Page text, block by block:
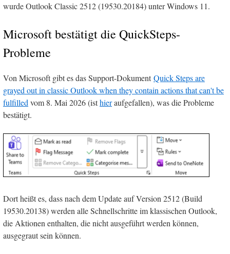
wurde Outlook Classic 2512 (19530.20184) unter Windows 11.
Microsoft bestätigt die QuickSteps-
Probleme
Von Microsoft gibt es das Support-DokumentQuick Steps are
grayed out in classic Outlook when they contain actions that can't be
fulfilledvom 8. Mai 2026 (isthieraufgefallen), was die Probleme
bestätigt.
Dort heißt es, dass nach dem Update auf Version 2512 (Build
19530.20138) werden alle Schnellschritte im klassischen Outlook,
die Aktionen enthalten, die nicht ausgeführt werden können,
ausgegraut sein können.